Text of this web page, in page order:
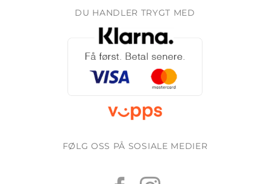
DU HANDLER TRYGT MED
FØLG OSS PÅ SOSIALE MEDIER